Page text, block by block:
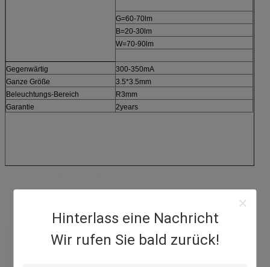
Hinterlass eine Nachricht
Wir rufen Sie bald zurück!
G=60-70lm
B=20-30lm
W=70-90lm
Gegenwärtig
300-350mA
Ganze Größe
3.5*3.5mm
Beleuchtungs-Bereich
R3mm
Garantie
2years